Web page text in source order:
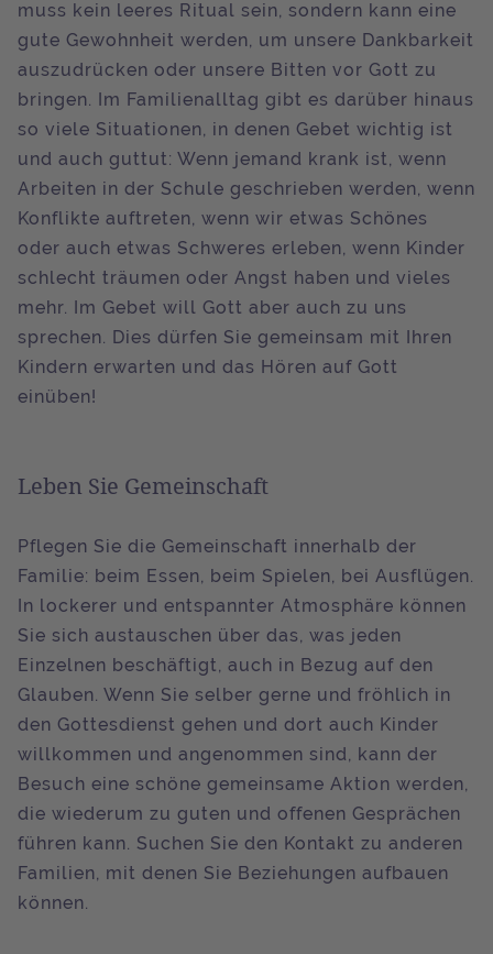
muss kein leeres Ritual sein, sondern kann eine
gute Gewohnheit werden, um unsere Dankbarkeit
auszudrücken oder unsere Bitten vor Gott zu
bringen. Im Familienalltag gibt es darüber hinaus
so viele Situationen, in denen Gebet wichtig ist
und auch guttut: Wenn jemand krank ist, wenn
Arbeiten in der Schule geschrieben werden, wenn
Konflikte auftreten, wenn wir etwas Schönes
oder auch etwas Schweres erleben, wenn Kinder
schlecht träumen oder Angst haben und vieles
mehr. Im Gebet will Gott aber auch zu uns
sprechen. Dies dürfen Sie gemeinsam mit Ihren
Kindern erwarten und das Hören auf Gott
einüben!
Leben Sie Gemeinschaft
Pflegen Sie die Gemeinschaft innerhalb der
Familie: beim Essen, beim Spielen, bei Ausflügen.
In lockerer und entspannter Atmosphäre können
Sie sich austauschen über das, was jeden
Einzelnen beschäftigt, auch in Bezug auf den
Glauben. Wenn Sie selber gerne und fröhlich in
den Gottesdienst gehen und dort auch Kinder
willkommen und angenommen sind, kann der
Besuch eine schöne gemeinsame Aktion werden,
die wiederum zu guten und offenen Gesprächen
führen kann. Suchen Sie den Kontakt zu anderen
Familien, mit denen Sie Beziehungen aufbauen
können.